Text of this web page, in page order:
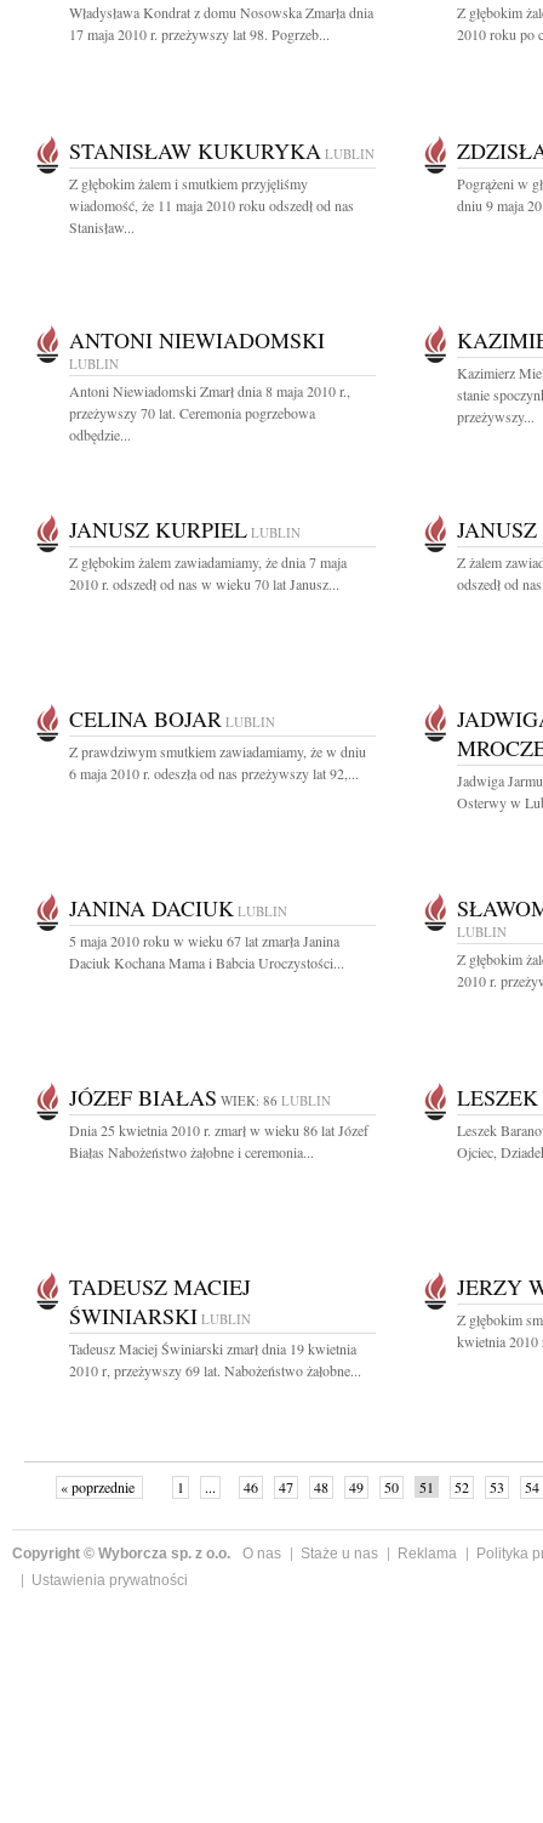
Władysława Kondrat z domu Nosowska Zmarła dnia
17 maja 2010 r. przeżywszy lat 98. Pogrzeb...
Z głębokim
2010 roku po
STANISŁAW KUKURYKA LUBLIN
Z głębokim żalem i smutkiem przyjęliśmy
wiadomość, że 11 maja 2010 roku odszedł od nas
Stanisław...
Pogrążeni w
dniu 9 maja
ANTONI NIEWIADOMSKI
LUBLIN
Antoni Niewiadomski Zmarł dnia 8 maja 2010 r.,
przeżywszy 70 lat. Ceremonia pogrzebowa
odbędzie...
Kazimierz
stanie
przeżywszy...
JANUSZ KURPIEL LUBLIN
Z głębokim żalem zawiadamiamy, że dnia 7 maja
2010 r. odszedł od nas w wieku 70 lat Janusz...
Z żalem
odszedł od
CELINA BOJAR LUBLIN
Z prawdziwym smutkiem zawiadamiamy, że w dniu
6 maja 2010 r. odeszła od nas przeżywszy lat 92,...
Jadwiga
Osterwy w
JANINA DACIUK LUBLIN
5 maja 2010 roku w wieku 67 lat zmarła Janina
Daciuk Kochana Mama i Babcia Uroczystości...
LUBLIN
Z głębokim
2010 r.
JÓZEF BIAŁAS WIEK: 86 LUBLIN
Dnia 25 kwietnia 2010 r. zmarł w wieku 86 lat Józef
Białas Nabożeństwo żałobne i ceremonia...
Leszek
Ojciec,
TADEUSZ MACIEJ
ŚWINIARSKI LUBLIN
Tadeusz Maciej Świniarski zmarł dnia 19 kwietnia
2010 r, przeżywszy 69 lat. Nabożeństwo żałobne...
JERZY
Z głębokim
kwietnia 2010
« poprzednie 1 ... 46 47 48 49 50 51 52 53 54
Copyright © Wyborcza sp. z o.o. O nas Staże u nas Reklama
Polityka
Ustawienia prywatności